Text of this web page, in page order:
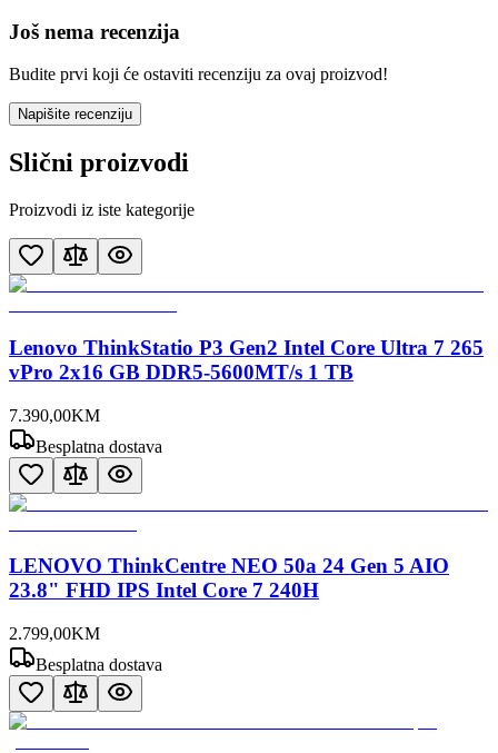
Još nema recenzija
Budite prvi koji će ostaviti recenziju za ovaj proizvod!
Napišite recenziju
Slični proizvodi
Proizvodi iz iste kategorije
Lenovo ThinkStatio P3 Gen2 Intel Core Ultra 7 265
vPro 2x16 GB DDR5-5600MT/s 1 TB
7.390,00KM
Besplatna dostava
LENOVO ThinkCentre NEO 50a 24 Gen 5 AIO
23.8" FHD IPS Intel Core 7 240H
2.799,00KM
Besplatna dostava